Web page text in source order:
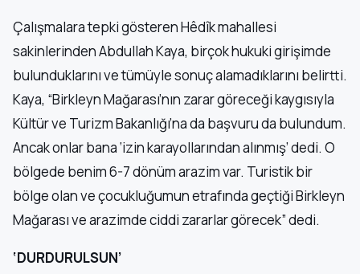
Çalışmalara tepki gösteren Hêdîk mahallesi
sakinlerinden Abdullah Kaya, birçok hukuki girişimde
bulunduklarını ve tümüyle sonuç alamadıklarını belirtti.
Kaya, “Birkleyn Mağarası’nın zarar göreceği kaygısıyla
Kültür ve Turizm Bakanlığı’na da başvuru da bulundum.
Ancak onlar bana ‘izin karayollarından alınmış’ dedi. O
bölgede benim 6-7 dönüm arazim var. Turistik bir
bölge olan ve çocukluğumun etrafında geçtiği Birkleyn
Mağarası ve arazimde ciddi zararlar görecek” dedi.
‘DURDURULSUN’